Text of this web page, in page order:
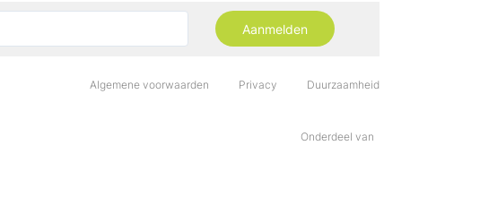
Aanmelden
Algemene voorwaarden Privacy Duurzaamheid
Onderdeel van